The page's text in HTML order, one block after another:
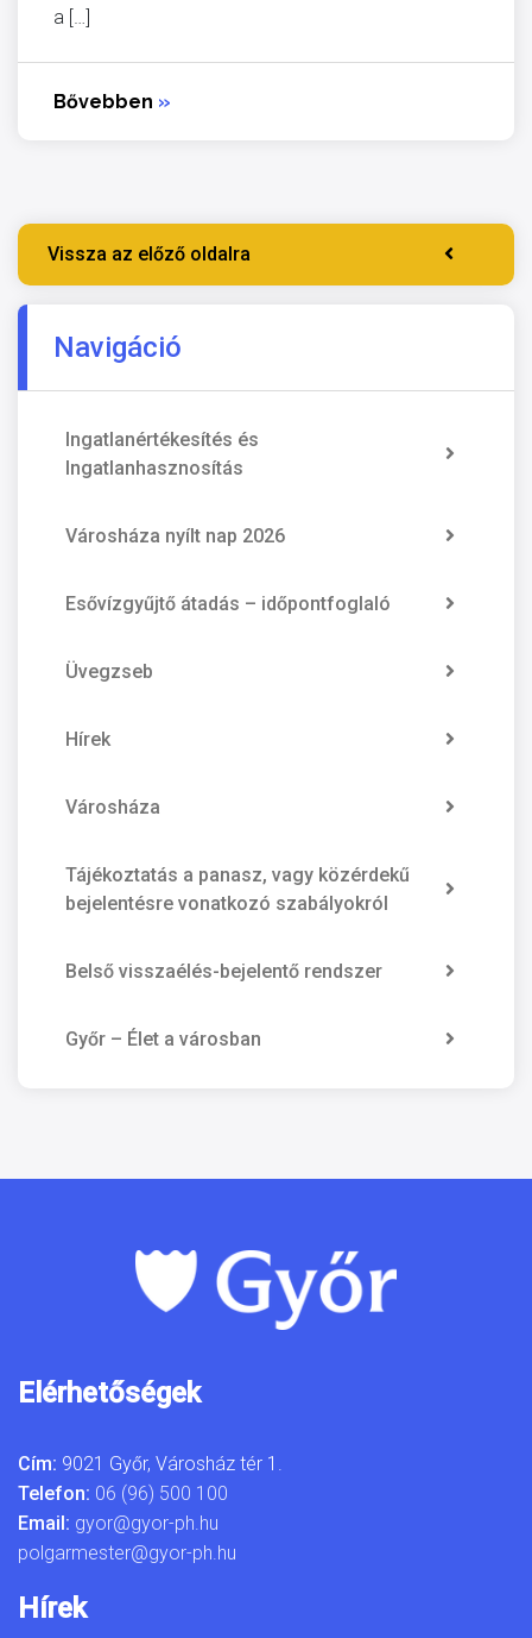
a […]
Bővebben »
Vissza az előző oldalra
Navigáció
Ingatlanértékesítés és
Ingatlanhasznosítás
Városháza nyílt nap 2026
Esővízgyűjtő átadás – időpontfoglaló
Üvegzseb
Hírek
Városháza
Tájékoztatás a panasz, vagy közérdekű
bejelentésre vonatkozó szabályokról
Belső visszaélés-bejelentő rendszer
Győr – Élet a városban
Elérhetőségek
Cím: 9021 Győr, Városház tér 1.
Telefon: 06 (96) 500 100
Email: gyor@gyor-ph.hu
polgarmester@gyor-ph.hu
Hírek